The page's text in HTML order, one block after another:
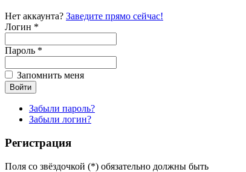
Нет аккаунта? Заведите прямо сейчас!
Логин *
Пароль *
Запомнить меня
Забыли пароль?
Забыли логин?
Регистрация
Поля со звёздочкой (*) обязательно должны быть